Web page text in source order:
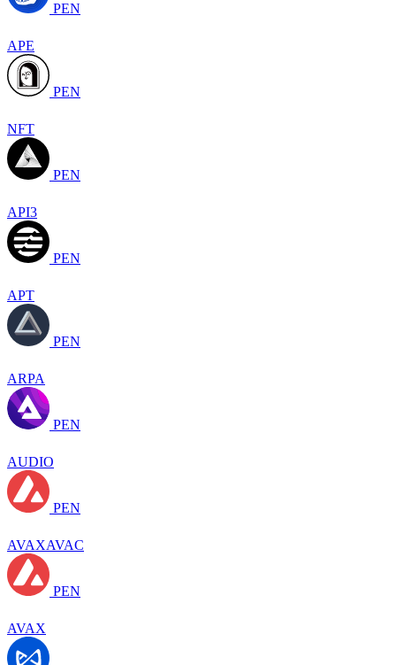
PEN
APE
PEN
NFT
PEN
API3
PEN
APT
PEN
ARPA
PEN
AUDIO
PEN
AVAXAVAC
PEN
AVAX